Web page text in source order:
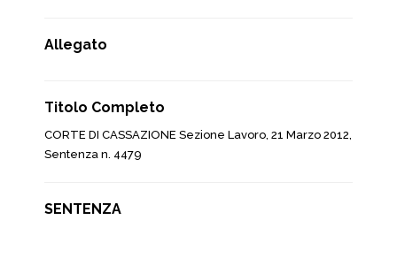
Allegato
Titolo Completo
CORTE DI CASSAZIONE Sezione Lavoro, 21 Marzo 2012,
Sentenza n. 4479
SENTENZA